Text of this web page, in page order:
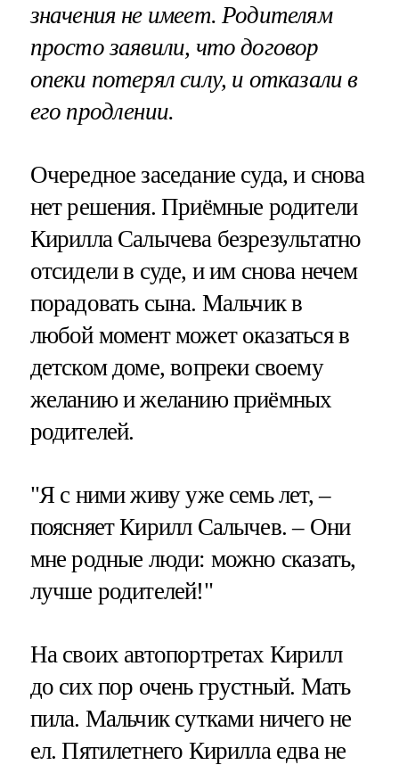
значения не имеет. Родителям
просто заявили, что договор
опеки потерял силу, и отказали в
его продлении.
Очередное заседание суда, и снова
нет решения. Приёмные родители
Кирилла Салычева безрезультатно
отсидели в суде, и им снова нечем
порадовать сына. Мальчик в
любой момент может оказаться в
детском доме, вопреки своему
желанию и желанию приёмных
родителей.
"Я с ними живу уже семь лет, –
поясняет Кирилл Салычев. – Они
мне родные люди: можно сказать,
лучше родителей!"
На своих автопортретах Кирилл
до сих пор очень грустный. Мать
пила. Мальчик сутками ничего не
ел. Пятилетнего Кирилла едва не